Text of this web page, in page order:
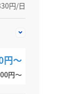
円/日
円～
円〜